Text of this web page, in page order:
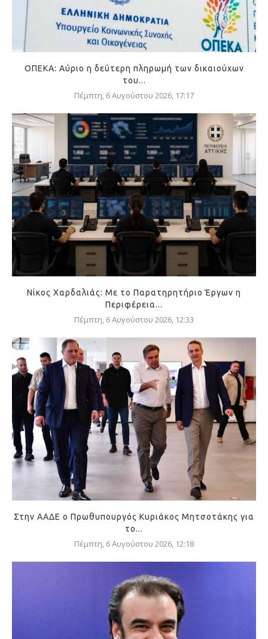
ΟΠΕΚΑ: Αύριο η δεύτερη πληρωμή των δικαιούχων
του...
Πέμπτη, 6 Αυγούστου 2026, 17:17
Νίκος Χαρδαλιάς: Με το Παρατηρητήριο Έργων η
Περιφέρεια...
Πέμπτη, 6 Αυγούστου 2026, 12:33
Στην ΑΑΔΕ ο Πρωθυπουργός Κυριάκος Μητσοτάκης για
το...
Πέμπτη, 6 Αυγούστου 2026, 12:18